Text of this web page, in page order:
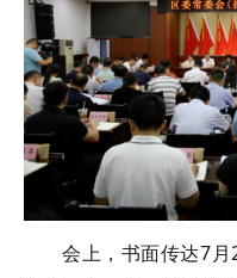
会上，书面传达7月